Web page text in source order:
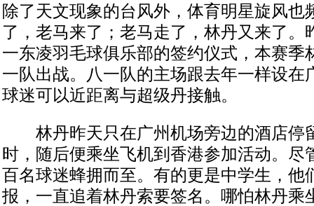
除了天文现象的台风外，体育明星旋风也
了，老马来了；老马走了，林丹又来了。
一东凌羽毛球俱乐部的签约仪式，本赛季
一队出战。八一队的主场跟去年一样设在
球迷可以近距离与超级丹接触。
林丹昨天只在广州机场旁边的酒店停
时，随后便乘坐飞机到香港参加活动。尽
百名球迷蜂拥而至。有的更是中学生，他
报，一直追着林丹索要签名。哪怕林丹乘